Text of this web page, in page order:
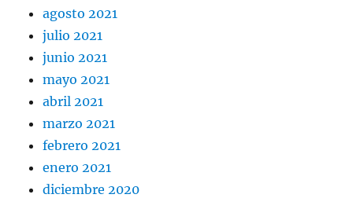
agosto 2021
julio 2021
junio 2021
mayo 2021
abril 2021
marzo 2021
febrero 2021
enero 2021
diciembre 2020